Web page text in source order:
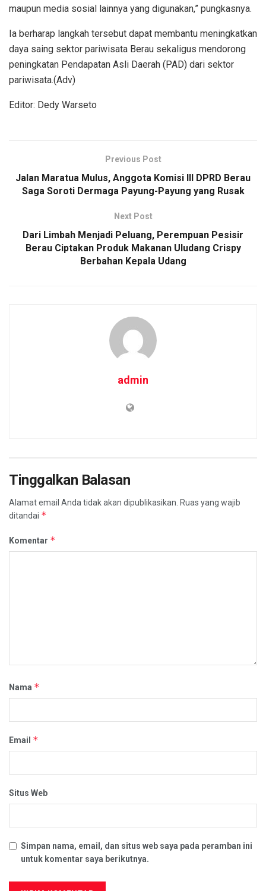
maupun media sosial lainnya yang digunakan,” pungkasnya.
‎Ia berharap langkah tersebut dapat membantu meningkatkan
daya saing sektor pariwisata Berau sekaligus mendorong
peningkatan Pendapatan Asli Daerah (PAD) dari sektor
pariwisata.(Adv)
Editor: Dedy Warseto
Previous Post
Jalan Maratua Mulus, Anggota Komisi III DPRD Berau
Saga Soroti Dermaga Payung-Payung yang Rusak
Next Post
Dari Limbah Menjadi Peluang, Perempuan Pesisir
Berau ‎Ciptakan Produk Makanan Uludang Crispy
‎Berbahan Kepala Udang
admin
Tinggalkan Balasan
Alamat email Anda tidak akan dipublikasikan. Ruas yang wajib
ditandai *
Komentar *
Nama *
Email *
Situs Web
Simpan nama, email, dan situs web saya pada peramban ini
untuk komentar saya berikutnya.